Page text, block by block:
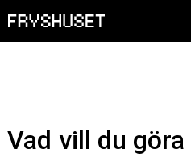
Vad vill du